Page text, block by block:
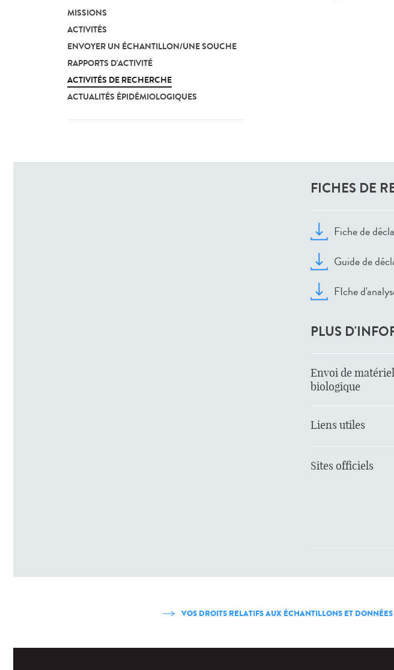
MISSIONS
ACTIVITÉS
ENVOYER UN ÉCHANTILLON/UNE SOUCHE
RAPPORTS D'ACTIVITÉ
ACTIVITÉS DE RECHERCHE
ACTUALITÉS ÉPIDÉMIOLOGIQUES
FICHES DE
Fiche de
Guide de
FIche
PLUS
Envoi de matériel
biologique
Liens utiles
Sites officiels
VOS DROITS RELATIFS AUX ÉCHANTILLONS ET